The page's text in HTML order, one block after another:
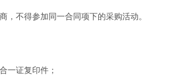
，不得参加同一合同项下的采购活动。
一证复印件 ；